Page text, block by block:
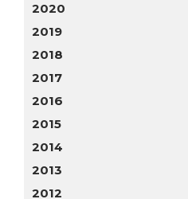
2020
2019
2018
2017
2016
2015
2014
2013
2012